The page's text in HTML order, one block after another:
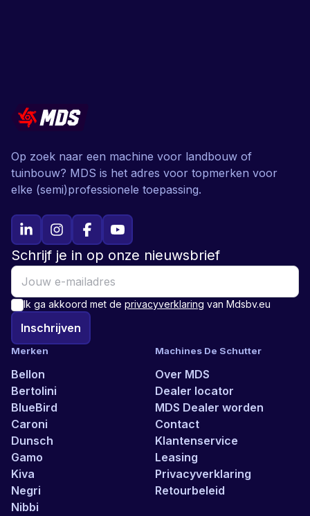
Op zoek naar een machine voor landbouw of
tuinbouw? MDS is het adres voor topmerken voor
elke (semi)professionele toepassing.
Merken
Bellon
Bertolini
BlueBird
Caroni
Dunsch
Gamo
Kiva
Negri
Nibbi
Machines De Schutter
Over MDS
Dealer locator
MDS Dealer worden
Contact
Klantenservice
Leasing
Privacyverklaring
Retourbeleid
Schrijf je in op onze nieuwsbrief
Ik ga akkoord met de privacyverklaring van Mdsbv.eu
Inschrijven